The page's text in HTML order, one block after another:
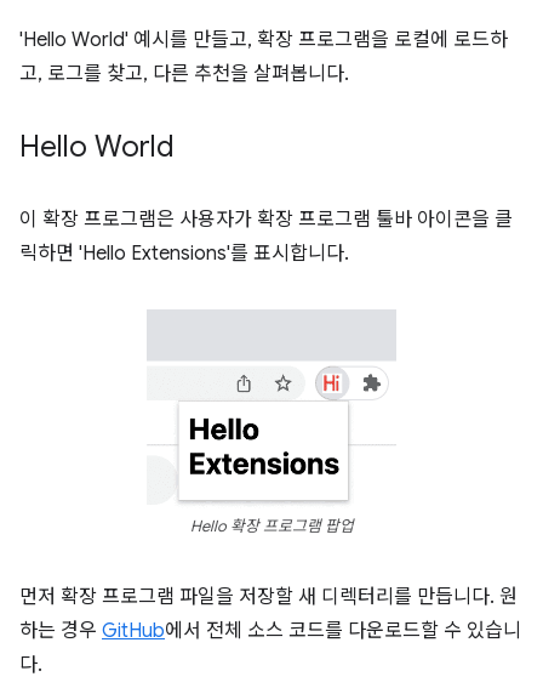
'Hello World' 예시를 만들고, 확장 프로그램을 로컬에 로드하
고, 로그를 찾고, 다른 추천을 살펴봅니다.
Hello World
이 확장 프로그램은 사용자가 확장 프로그램 툴바 아이콘을 클
릭하면 'Hello Extensions'를 표시합니다.
Hello 확장 프로그램 팝업
먼저 확장 프로그램 파일을 저장할 새 디렉터리를 만듭니다. 원
하는 경우 GitHub에서 전체 소스 코드를 다운로드할 수 있습니
다.